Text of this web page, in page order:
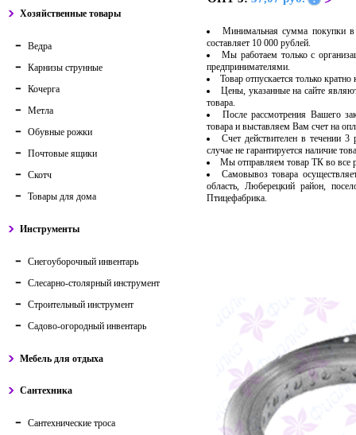
Хозяйственные товары
Ведра
Карнизы струнные
Кочерга
Метла
Обувные рожки
Почтовые ящики
Скотч
Товары для дома
Инструменты
Снегоуборочный инвентарь
Слесарно-столярный инструмент
Строительный инструмент
Садово-огородный инвентарь
Мебель для отдыха
Сантехника
Сантехнические троса
Минимальная сумма покупки в
составляет 10 000 рублей.
Мы работаем только с
предпринимателями.
Товар отпускается только
Цены, указанные на сайте
товара.
После рассмотрения Вашего
товара и выставляем Вам счет на
Счет действителен в течении
случае не гарантируется наличие
Мы отправляем товар ТК во
Самовывоз товара
область, Люберецкий район,
Птицефабрика.